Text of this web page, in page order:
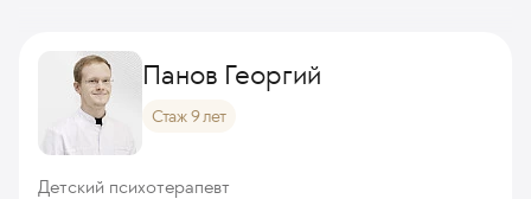
Панов Георгий
Стаж 9 лет
Детский психотерапевт